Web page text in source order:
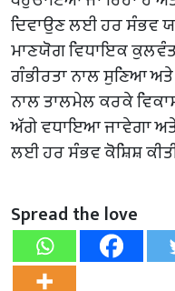
ਦਿਵਾਉਣ ਲਈ ਹਰ ਸੰਭਵ
ਮਾਣਯੋਗ ਵਿਧਾਇਕ
ਗੰਭੀਰਤਾ ਨਾਲ ਸੁਣਿਆ ਅਤੇ
ਨਾਲ ਤਾਲਮੇਲ ਕਰਕੇ
ਅੱਗੇ ਵਧਾਇਆ ਜਾਵੇਗਾ
ਲਈ ਹਰ ਸੰਭਵ ਕੋਸ਼ਿਸ਼
Spread the love